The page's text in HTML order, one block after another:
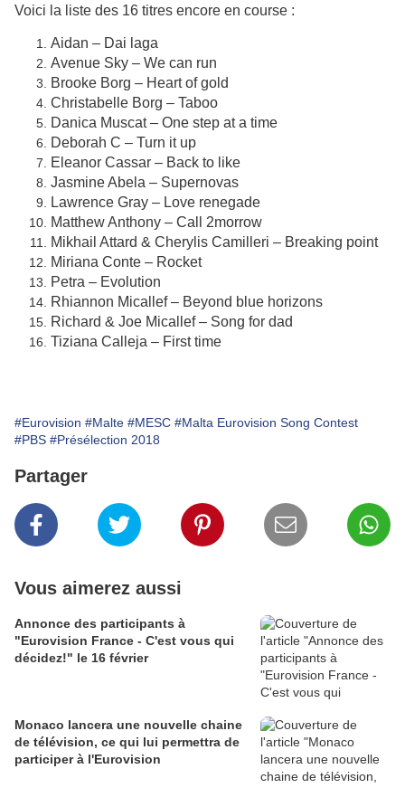
Voici la liste des 16 titres encore en course :
Aidan – Dai laga
Avenue Sky – We can run
Brooke Borg – Heart of gold
Christabelle Borg – Taboo
Danica Muscat – One step at a time
Deborah C – Turn it up
Eleanor Cassar – Back to like
Jasmine Abela – Supernovas
Lawrence Gray – Love renegade
Matthew Anthony – Call 2morrow
Mikhail Attard & Cherylis Camilleri – Breaking point
Miriana Conte – Rocket
Petra – Evolution
Rhiannon Micallef – Beyond blue horizons
Richard & Joe Micallef – Song for dad
Tiziana Calleja – First time
#Eurovision #Malte #MESC #Malta Eurovision Song Contest
#PBS #Présélection 2018
Partager
Vous aimerez aussi
Annonce des participants à
"Eurovision France - C'est vous qui
décidez!" le 16 février
Monaco lancera une nouvelle chaine
de télévision, ce qui lui permettra de
participer à l'Eurovision